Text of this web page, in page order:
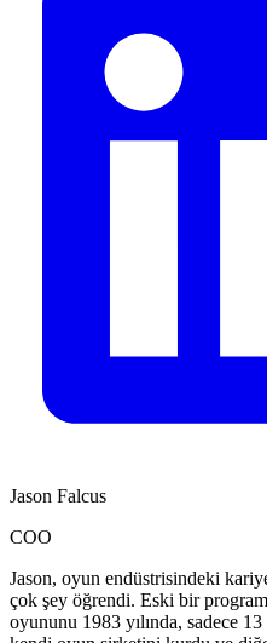
Jason Falcus
COO
Jason, oyun endüstrisindeki
çok şey öğrendi. Eski bir
oyununu 1983 yılında, sadece